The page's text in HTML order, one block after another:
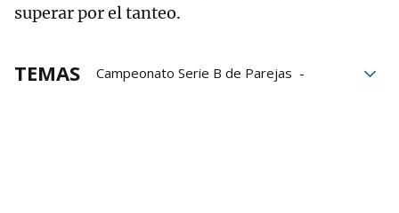
superar por el tanteo.
TEMAS
Campeonato Serie B de Parejas